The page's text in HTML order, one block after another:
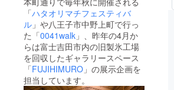
「ハタオリマチフェスティバ
ル 」や八王子市中野上町で行っ
た「0041walk 」、昨年の4月か
らは富士吉田市内の旧製氷工場
を回収したギャラリースペース
「FUJIHIMURO 」の展示企画を
担当しています。